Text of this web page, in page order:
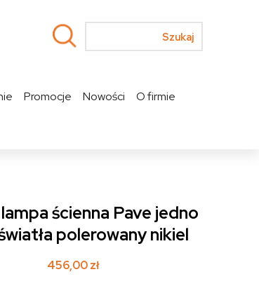
Promocje Nowości
O firmie
ścienna Pave jedno
polerowany nikiel
456,00zł